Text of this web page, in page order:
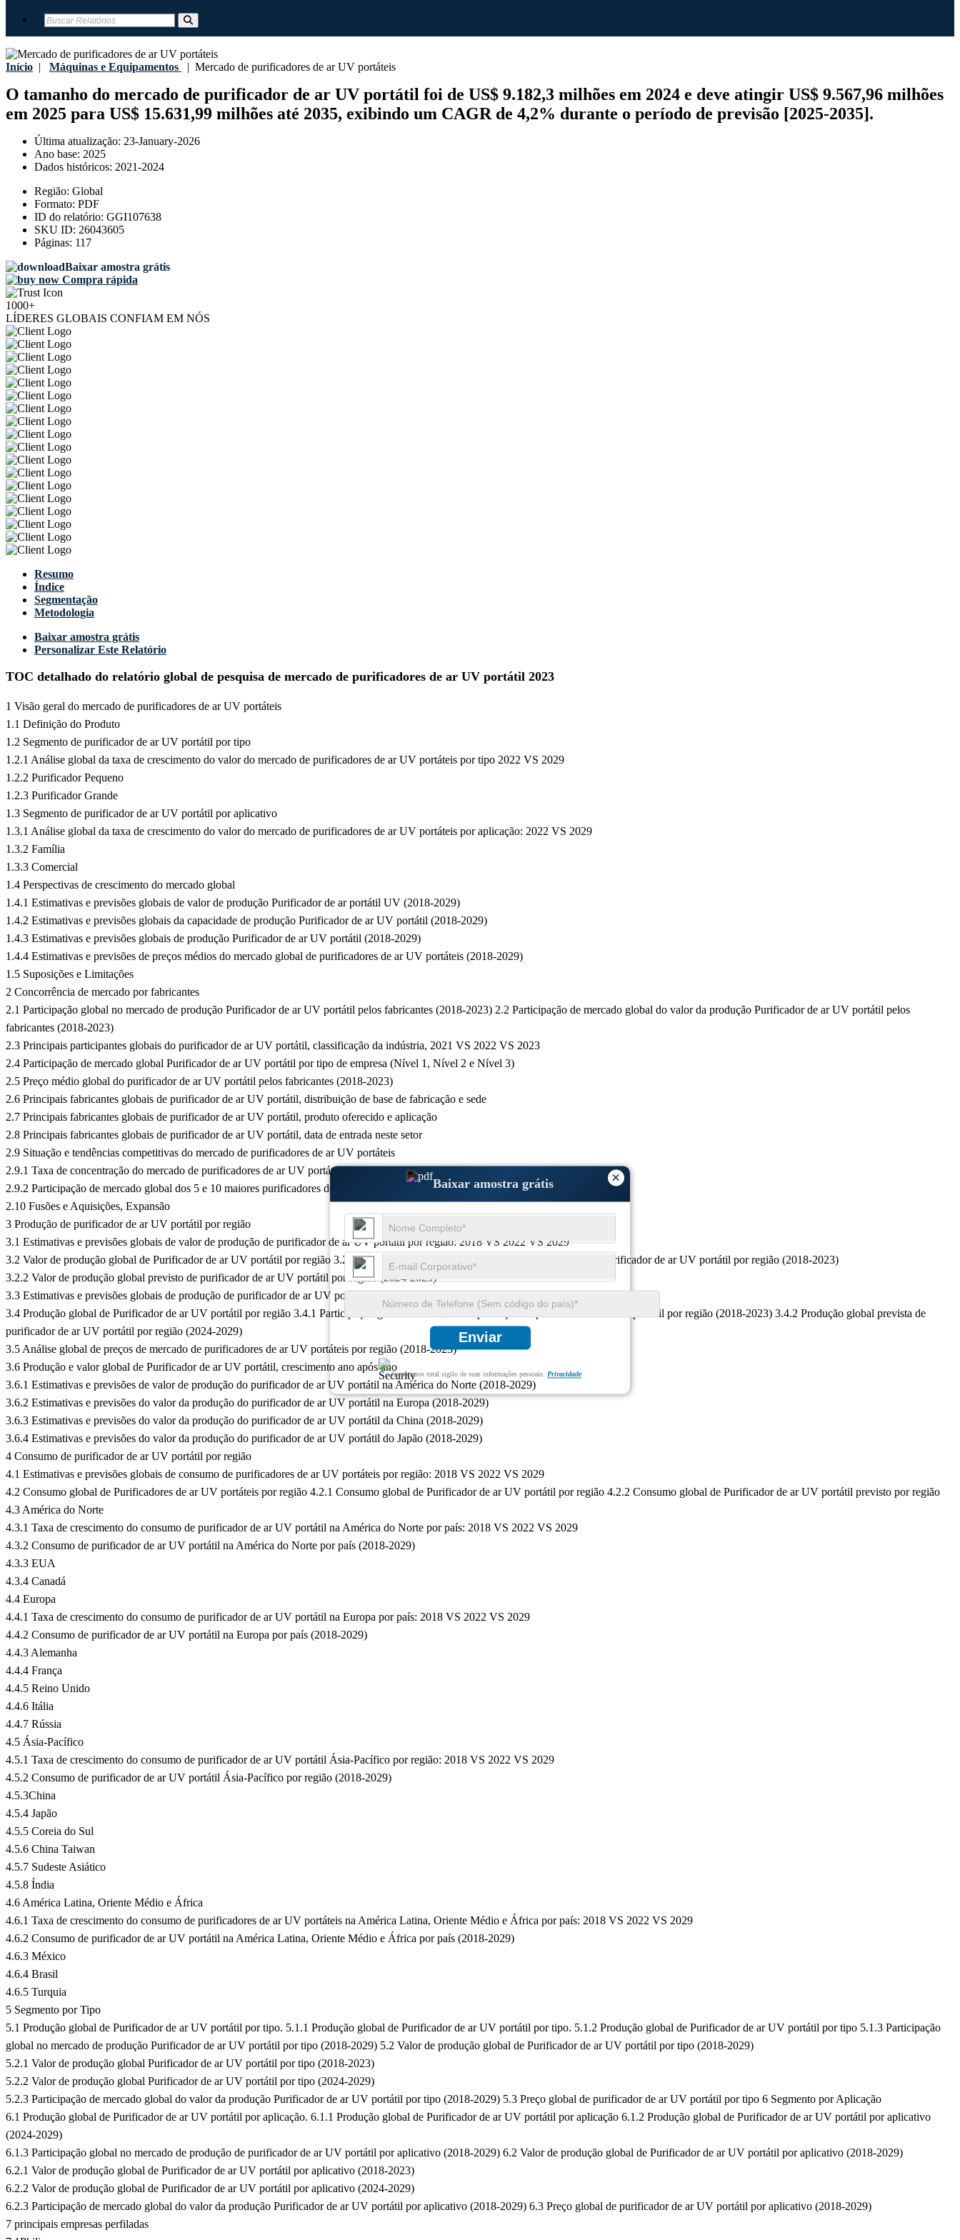
Início | Máquinas e Equipamentos | Mercado de purificadores de ar UV portáteis
O tamanho do mercado de purificador de ar UV portátil foi de US$ 9.182,3 milhões em 2024 e deve atingir US$ 9.567,96 milhões
em 2025 para US$ 15.631,99 milhões até 2035, exibindo um CAGR de 4,2% durante o período de previsão [2025-2035].
Última atualização: 23-January-2026
Ano base: 2025
Dados históricos: 2021-2024
Região: Global
Formato: PDF
ID do relatório: GGI107638
SKU ID: 26043605
Páginas: 117
Baixar amostra grátis
Compra rápida
1000+
LÍDERES GLOBAIS CONFIAM EM NÓS
×
Baixar amostra grátis
Enviar
Garantimos total sigilo de suas informações pessoais. Privacidade
Resumo
Índice
Segmentação
Metodologia
Baixar amostra grátis
Personalizar Este Relatório
TOC detalhado do relatório global de pesquisa de mercado de purificadores de ar UV portátil 2023
1 Visão geral do mercado de purificadores de ar UV portáteis
1.1 Definição do Produto
1.2 Segmento de purificador de ar UV portátil por tipo
1.2.1 Análise global da taxa de crescimento do valor do mercado de purificadores de ar UV portáteis por tipo 2022 VS 2029
1.2.2 Purificador Pequeno
1.2.3 Purificador Grande
1.3 Segmento de purificador de ar UV portátil por aplicativo
1.3.1 Análise global da taxa de crescimento do valor do mercado de purificadores de ar UV portáteis por aplicação: 2022 VS 2029
1.3.2 Família
1.3.3 Comercial
1.4 Perspectivas de crescimento do mercado global
1.4.1 Estimativas e previsões globais de valor de produção Purificador de ar portátil UV (2018-2029)
1.4.2 Estimativas e previsões globais da capacidade de produção Purificador de ar UV portátil (2018-2029)
1.4.3 Estimativas e previsões globais de produção Purificador de ar UV portátil (2018-2029)
1.4.4 Estimativas e previsões de preços médios do mercado global de purificadores de ar UV portáteis (2018-2029)
1.5 Suposições e Limitações
2 Concorrência de mercado por fabricantes
2.1 Participação global no mercado de produção Purificador de ar UV portátil pelos fabricantes (2018-2023) 2.2 Participação de mercado global do valor da produção Purificador de ar UV portátil pelos
fabricantes (2018-2023)
2.3 Principais participantes globais do purificador de ar UV portátil, classificação da indústria, 2021 VS 2022 VS 2023
2.4 Participação de mercado global Purificador de ar UV portátil por tipo de empresa (Nível 1, Nível 2 e Nível 3)
2.5 Preço médio global do purificador de ar UV portátil pelos fabricantes (2018-2023)
2.6 Principais fabricantes globais de purificador de ar UV portátil, distribuição de base de fabricação e sede
2.7 Principais fabricantes globais de purificador de ar UV portátil, produto oferecido e aplicação
2.8 Principais fabricantes globais de purificador de ar UV portátil, data de entrada neste setor
2.9 Situação e tendências competitivas do mercado de purificadores de ar UV portáteis
2.9.1 Taxa de concentração do mercado de purificadores de ar UV portáteis
2.9.2 Participação de mercado global dos 5 e 10 maiores purificadores de ar UV portáteis por receita
2.10 Fusões e Aquisições, Expansão
3 Produção de purificador de ar UV portátil por região
3.1 Estimativas e previsões globais de valor de produção de purificador de ar UV portátil por região: 2018 VS 2022 VS 2029
3.2 Valor de produção global de Purificador de ar UV portátil por região 3.2.1 Participação de mercado global do valor da produção Purificador de ar UV portátil por região (2018-2023)
3.2.2 Valor de produção global previsto de purificador de ar UV portátil por região (2024-2029)
3.3 Estimativas e previsões globais de produção de purificador de ar UV portátil por região: 2018 VS 2022 VS 2029
3.4 Produção global de Purificador de ar UV portátil por região 3.4.1 Participação global no mercado de produção de purificador de ar UV portátil por região (2018-2023) 3.4.2 Produção global prevista de
purificador de ar UV portátil por região (2024-2029)
3.5 Análise global de preços de mercado de purificadores de ar UV portáteis por região (2018-2023)
3.6 Produção e valor global de Purificador de ar UV portátil, crescimento ano após ano
3.6.1 Estimativas e previsões de valor de produção do purificador de ar UV portátil na América do Norte (2018-2029)
3.6.2 Estimativas e previsões do valor da produção do purificador de ar UV portátil na Europa (2018-2029)
3.6.3 Estimativas e previsões do valor da produção do purificador de ar UV portátil da China (2018-2029)
3.6.4 Estimativas e previsões do valor da produção do purificador de ar UV portátil do Japão (2018-2029)
4 Consumo de purificador de ar UV portátil por região
4.1 Estimativas e previsões globais de consumo de purificadores de ar UV portáteis por região: 2018 VS 2022 VS 2029
4.2 Consumo global de Purificadores de ar UV portáteis por região 4.2.1 Consumo global de Purificador de ar UV portátil por região 4.2.2 Consumo global de Purificador de ar UV portátil previsto por região
4.3 América do Norte
4.3.1 Taxa de crescimento do consumo de purificador de ar UV portátil na América do Norte por país: 2018 VS 2022 VS 2029
4.3.2 Consumo de purificador de ar UV portátil na América do Norte por país (2018-2029)
4.3.3 EUA
4.3.4 Canadá
4.4 Europa
4.4.1 Taxa de crescimento do consumo de purificador de ar UV portátil na Europa por país: 2018 VS 2022 VS 2029
4.4.2 Consumo de purificador de ar UV portátil na Europa por país (2018-2029)
4.4.3 Alemanha
4.4.4 França
4.4.5 Reino Unido
4.4.6 Itália
4.4.7 Rússia
4.5 Ásia-Pacífico
4.5.1 Taxa de crescimento do consumo de purificador de ar UV portátil Ásia-Pacífico por região: 2018 VS 2022 VS 2029
4.5.2 Consumo de purificador de ar UV portátil Ásia-Pacífico por região (2018-2029)
4.5.3China
4.5.4 Japão
4.5.5 Coreia do Sul
4.5.6 China Taiwan
4.5.7 Sudeste Asiático
4.5.8 Índia
4.6 América Latina, Oriente Médio e África
4.6.1 Taxa de crescimento do consumo de purificadores de ar UV portáteis na América Latina, Oriente Médio e África por país: 2018 VS 2022 VS 2029
4.6.2 Consumo de purificador de ar UV portátil na América Latina, Oriente Médio e África por país (2018-2029)
4.6.3 México
4.6.4 Brasil
4.6.5 Turquia
5 Segmento por Tipo
5.1 Produção global de Purificador de ar UV portátil por tipo. 5.1.1 Produção global de Purificador de ar UV portátil por tipo. 5.1.2 Produção global de Purificador de ar UV portátil por tipo 5.1.3 Participação
global no mercado de produção Purificador de ar UV portátil por tipo (2018-2029) 5.2 Valor de produção global de Purificador de ar UV portátil por tipo (2018-2029)
5.2.1 Valor de produção global Purificador de ar UV portátil por tipo (2018-2023)
5.2.2 Valor de produção global Purificador de ar UV portátil por tipo (2024-2029)
5.2.3 Participação de mercado global do valor da produção Purificador de ar UV portátil por tipo (2018-2029) 5.3 Preço global de purificador de ar UV portátil por tipo 6 Segmento por Aplicação
6.1 Produção global de Purificador de ar UV portátil por aplicação. 6.1.1 Produção global de Purificador de ar UV portátil por aplicação 6.1.2 Produção global de Purificador de ar UV portátil por aplicativo
(2024-2029)
6.1.3 Participação global no mercado de produção de purificador de ar UV portátil por aplicativo (2018-2029) 6.2 Valor de produção global de Purificador de ar UV portátil por aplicativo (2018-2029)
6.2.1 Valor de produção global de Purificador de ar UV portátil por aplicativo (2018-2023)
6.2.2 Valor de produção global de Purificador de ar UV portátil por aplicativo (2024-2029)
6.2.3 Participação de mercado global do valor da produção Purificador de ar UV portátil por aplicativo (2018-2029) 6.3 Preço global de purificador de ar UV portátil por aplicativo (2018-2029)
7 principais empresas perfiladas